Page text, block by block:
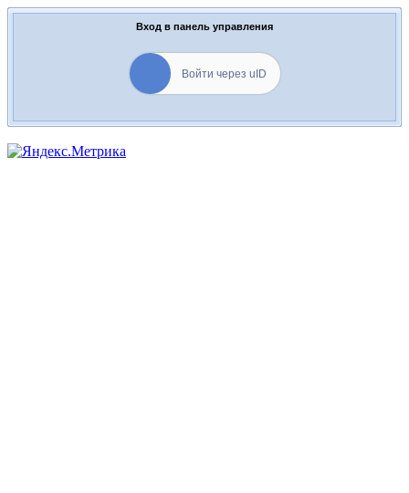
Вход в панель управления
Войти через uID